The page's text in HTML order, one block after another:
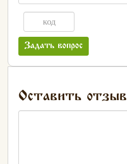
Задать вопрос
Оставить отзыв